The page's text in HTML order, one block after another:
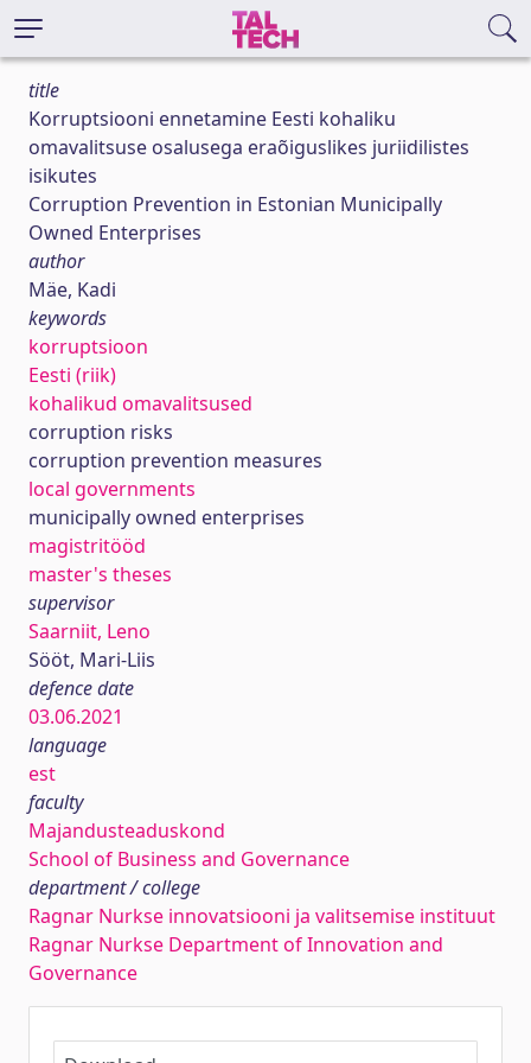
title
Korruptsiooni ennetamine Eesti kohaliku
omavalitsuse osalusega eraõiguslikes juriidilistes
isikutes
Corruption Prevention in Estonian Municipally
Owned Enterprises
author
Mäe, Kadi
keywords
korruptsioon
Eesti (riik)
kohalikud omavalitsused
corruption risks
corruption prevention measures
local governments
municipally owned enterprises
magistritööd
master's theses
supervisor
Saarniit, Leno
Sööt, Mari-Liis
defence date
03.06.2021
language
est
faculty
Majandusteaduskond
School of Business and Governance
department / college
Ragnar Nurkse innovatsiooni ja valitsemise instituut
Ragnar Nurkse Department of Innovation and
Governance